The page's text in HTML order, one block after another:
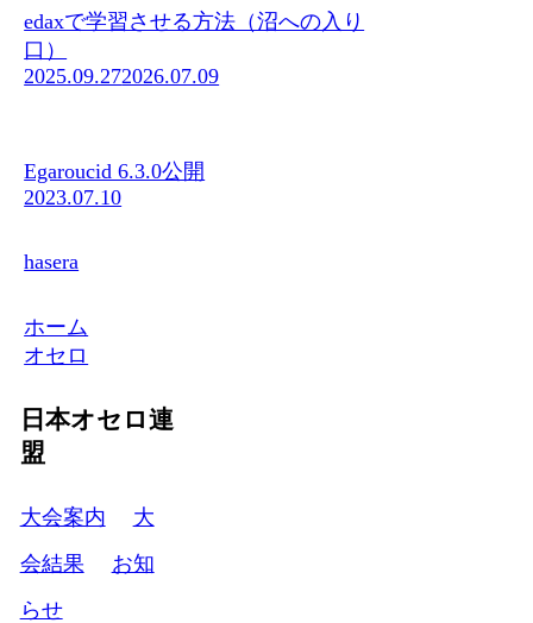
edaxで学習させる方法（沼への入り
口）
2025.09.272026.07.09
Egaroucid 6.3.0公開
2023.07.10
hasera
ホーム
オセロ
日本オセロ連
盟
大会案内
大
会結果
お知
らせ